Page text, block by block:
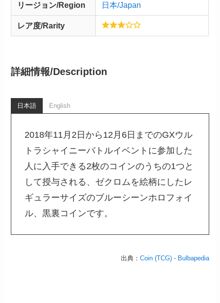
リージョン/Region 日本/Japan
レア度/Rarity
詳細情報/Description
日本語 English
2018年11月2日から12月6日までのGXウル
トラシャイニーバトルイベントに参加した
人に入手できる2枚のコインのうちの1つと
して授与される、ゼクロムを絵柄にしたレ
ギュラーサイズのブルーシーンホロフォイ
ル、黒裏コインです。
出典： Coin (TCG) - Bulbapedia